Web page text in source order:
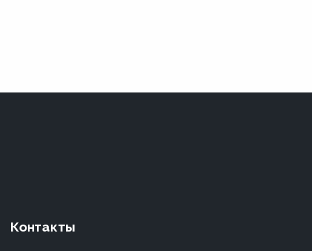
Контакты